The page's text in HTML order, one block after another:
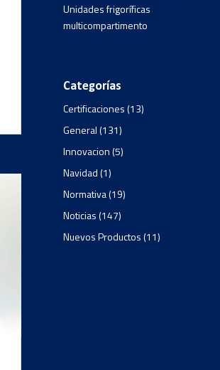
Unidades frigoríficas
multicompartimento
Categorías
Certificaciones(13)
General(131)
Innovacion(5)
Navidad(1)
Normativa(19)
Noticias(147)
Nuevos Productos(11)